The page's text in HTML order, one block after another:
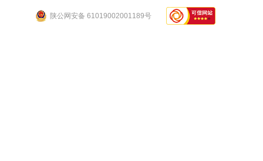
陕公网安备 61019002001189号